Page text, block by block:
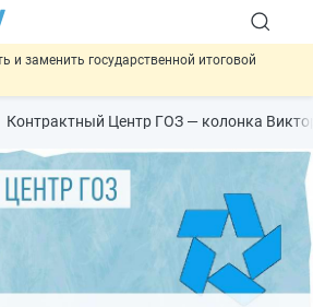
и заменить государственной итоговой
документы, вступающие в силу сегодня
#новости
спецрежима для вкладов физлиц из
платёж СПОТ могут заменить
Контрактный Центр ГОЗ — колонка